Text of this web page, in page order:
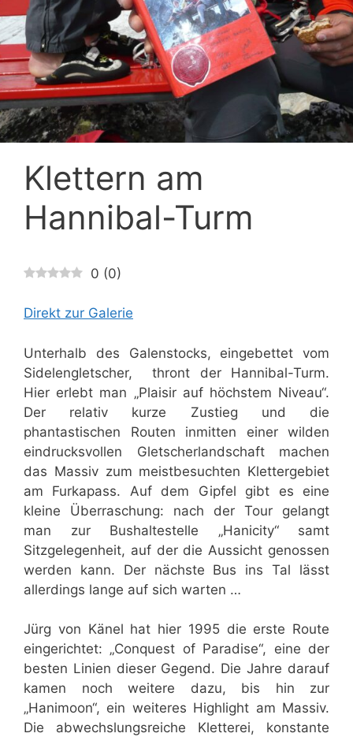
Klettern am
Hannibal-Turm
0 (0)
Direkt zur Galerie
Unterhalb des Galenstocks, eingebettet vom
Sidelengletscher, thront der Hannibal-Turm.
Hier erlebt man „Plaisir auf höchstem Niveau“.
Der relativ kurze Zustieg und die
phantastischen Routen inmitten einer wilden
eindrucksvollen Gletscherlandschaft machen
das Massiv zum meistbesuchten Klettergebiet
am Furkapass. Auf dem Gipfel gibt es eine
kleine Überraschung: nach der Tour gelangt
man zur Bushaltestelle „Hanicity“ samt
Sitzgelegenheit, auf der die Aussicht genossen
werden kann. Der nächste Bus ins Tal lässt
allerdings lange auf sich warten …
Jürg von Känel hat hier 1995 die erste Route
eingerichtet: „Conquest of Paradise“, eine der
besten Linien dieser Gegend. Die Jahre darauf
kamen noch weitere dazu, bis hin zur
„Hanimoon“, ein weiteres Highlight am Massiv.
Die abwechslungsreiche Kletterei, konstante